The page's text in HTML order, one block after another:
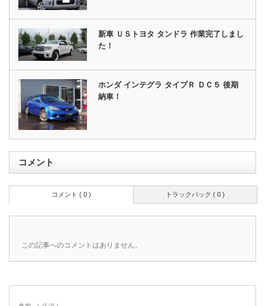
新車 ＵＳトヨタ タンドラ 作業完了しまし
た！
ホンダ インテグラ タイプＲ ＤＣ５ 後期
納車！
コメント
トラックバック ( 0 )
コメント ( 0 )
この記事へのコメントはありません。